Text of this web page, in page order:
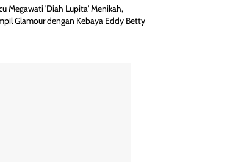
Megawati 'Diah Lupita' Menikah,
Glamour dengan Kebaya Eddy Betty